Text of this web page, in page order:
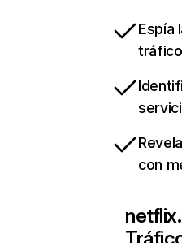
Espía
con